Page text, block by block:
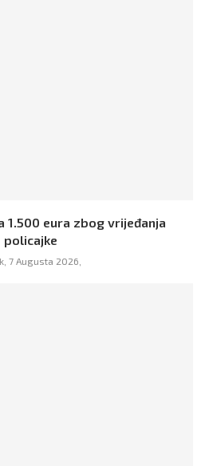
1.500 eura zbog vrijeđanja
policajke
7 Augusta 2026,